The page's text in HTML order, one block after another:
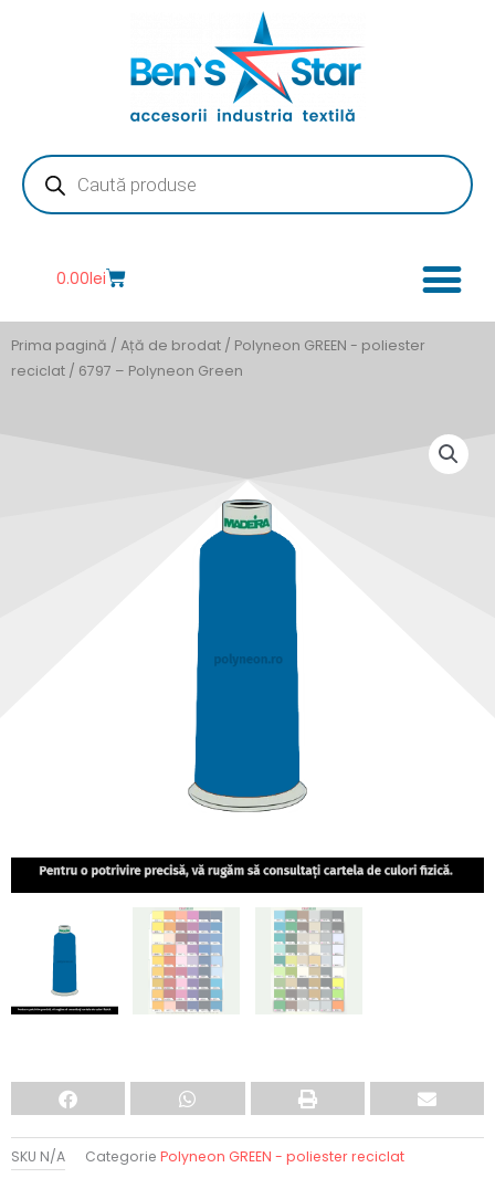
Products
search
0.00leiCart
Prima pagină / Ață de brodat / Polyneon GREEN - poliester
reciclat / 6797 – Polyneon Green
SKU N/A Categorie Polyneon GREEN - poliester reciclat